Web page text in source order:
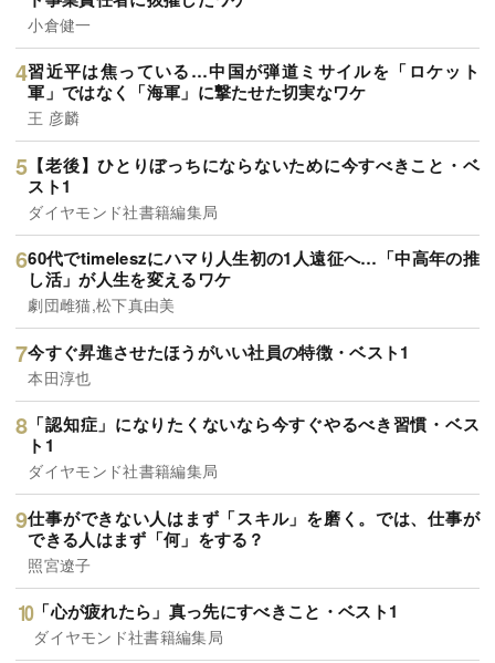
小倉健一
習近平は焦っている…中国が弾道ミサイルを「ロケット
軍」ではなく「海軍」に撃たせた切実なワケ
王 彦麟
【老後】ひとりぼっちにならないために今すべきこと・ベ
スト1
ダイヤモンド社書籍編集局
60代でtimeleszにハマり人生初の1人遠征へ…「中高年の推
し活」が人生を変えるワケ
劇団雌猫,松下真由美
今すぐ昇進させたほうがいい社員の特徴・ベスト1
本田淳也
「認知症」になりたくないなら今すぐやるべき習慣・ベス
ト1
ダイヤモンド社書籍編集局
仕事ができない人はまず「スキル」を磨く。では、仕事が
できる人はまず「何」をする？
照宮遼子
「心が疲れたら」真っ先にすべきこと・ベスト1
ダイヤモンド社書籍編集局